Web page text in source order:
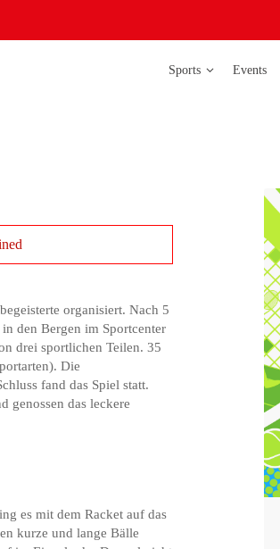
Sports
Orientierungslauf
Events
organisiert. Nach 5
den Bergen im Sportcenter
drei sportlichen Teilen. 35
Die
fand das Spiel statt.
genossen das leckere
es mit dem Racket auf das
kurze und lange Bälle